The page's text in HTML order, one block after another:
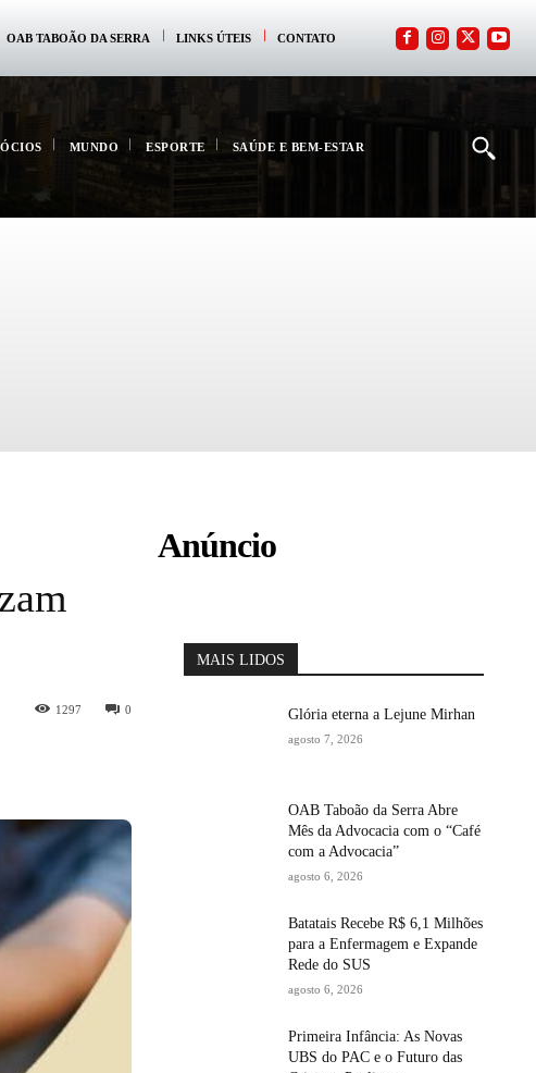
OAB TABOÃO DA SERRA LINKS ÚTEIS CONTATO
MUNDO ESPORTE SAÚDE E BEM-ESTAR
0
1297
Anúncio
MAIS LIDOS
Glória eterna a Lejune Mirhan
agosto 7, 2026
OAB Taboão da Serra Abre
Mês da Advocacia com o “Café
com a Advocacia”
agosto 6, 2026
Batatais Recebe R$ 6,1 Milhões
para a Enfermagem e Expande
Rede do SUS
agosto 6, 2026
Primeira Infância: As Novas
UBS do PAC e o Futuro das